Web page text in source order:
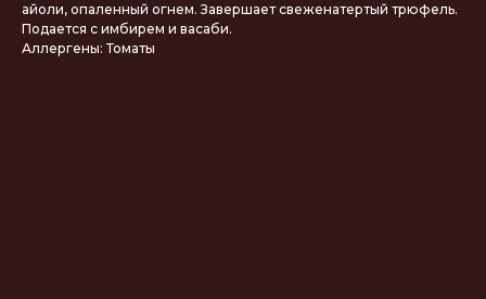
айоли, опаленный огнем. Завершает свеженатертый трюфель.
Подается с имбирем и васаби.
Аллергены: Томаты